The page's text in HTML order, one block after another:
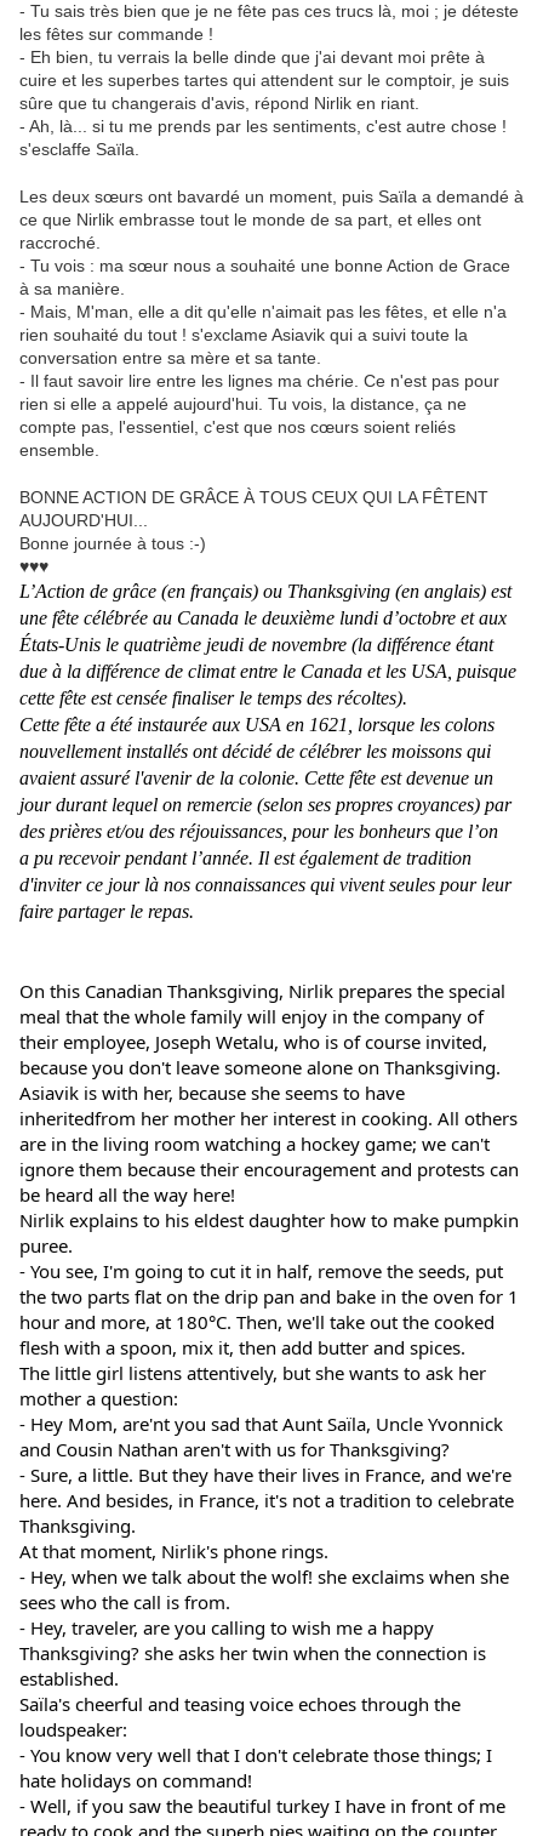
- Tu sais très bien que je ne fête pas ces trucs là, moi ; je déteste
les fêtes sur commande !
- Eh bien, tu verrais la belle dinde que j'ai devant moi prête à
cuire et les superbes tartes qui attendent sur le comptoir, je suis
sûre que tu changerais d'avis, répond Nirlik en riant.
- Ah, là... si tu me prends par les sentiments, c'est autre chose !
s'esclaffe Saïla.
Les deux sœurs ont bavardé un moment, puis Saïla a demandé à
ce que Nirlik embrasse tout le monde de sa part, et elles ont
raccroché.
- Tu vois : ma sœur nous a souhaité une bonne Action de Grace
à sa manière.
- Mais, M'man, elle a dit qu'elle n'aimait pas les fêtes, et elle n'a
rien souhaité du tout ! s'exclame Asiavik qui a suivi toute la
conversation entre sa mère et sa tante.
- Il faut savoir lire entre les lignes ma chérie. Ce n'est pas pour
rien si elle a appelé aujourd'hui. Tu vois, la distance, ça ne
compte pas, l'essentiel, c'est que nos cœurs soient reliés
ensemble.
BONNE ACTION DE GRÂCE À TOUS CEUX QUI LA FÊTENT
AUJOURD'HUI...
Bonne journée à tous :-)
♥♥♥
L’Action de grâce (en français) ou Thanksgiving (en anglais) est
une fête célébrée au Canada le deuxième lundi d’octobre et aux
États-Unis le quatrième jeudi de novembre (la différence étant
due à la différence de climat entre le Canada et les USA, puisque
cette fête est censée finaliser le temps des récoltes).
Cette fête a été instaurée aux USA en 1621, lorsque les colons
nouvellement installés ont décidé de célébrer les moissons qui
avaient assuré l'avenir de la colonie. Cette fête est devenue un
jour durant lequel on remercie (selon ses propres croyances) par
des prières et/ou des réjouissances, pour les bonheurs que l’on
a pu recevoir pendant l’année. Il est également de tradition
d'inviter ce jour là nos connaissances qui vivent seules pour leur
faire partager le repas.
On this Canadian Thanksgiving, Nirlik prepares the special
meal that the whole family will enjoy in the company of
their employee, Joseph Wetalu, who is of course invited,
because you don't leave someone alone on Thanksgiving.
Asiavik is with her, because she seems to have
inheritedfrom her mother her interest in cooking. All others
are in the living room watching a hockey game; we can't
ignore them because their encouragement and protests can
be heard all the way here!
Nirlik explains to his eldest daughter how to make pumpkin
puree.
- You see, I'm going to cut it in half, remove the seeds, put
the two parts flat on the drip pan and bake in the oven for 1
hour and more, at 180°C. Then, we'll take out the cooked
flesh with a spoon, mix it, then add butter and spices.
The little girl listens attentively, but she wants to ask her
mother a question:
- Hey Mom, are'nt you sad that Aunt Saïla, Uncle Yvonnick
and Cousin Nathan aren't with us for Thanksgiving?
- Sure, a little. But they have their lives in France, and we're
here. And besides, in France, it's not a tradition to celebrate
Thanksgiving.
At that moment, Nirlik's phone rings.
- Hey, when we talk about the wolf! she exclaims when she
sees who the call is from.
- Hey, traveler, are you calling to wish me a happy
Thanksgiving? she asks her twin when the connection is
established.
Saïla's cheerful and teasing voice echoes through the
loudspeaker:
- You know very well that I don't celebrate those things; I
hate holidays on command!
- Well, if you saw the beautiful turkey I have in front of me